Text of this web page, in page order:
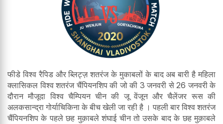
फीडे विश्व रैपिड और ब्लिट्ज़ शतरंज के मुकाबलों के बाद अब बारी है महिला
क्लासिकल विश्व शतरंज चैंपियनशिप की जो की 3 जनवरी से 26 जनवरी के
दौरान मौजूदा विश्व चैम्पियन चीन की जू वेंजून और चैलेंजर रूस की
अलकसान्द्रा गोर्याचिकिना के बीच खेली जा रही है । पहली बार विश्व शतरंज
चैंपियनशिप के पहले छह मुक़ाबले शंघाई चीन तो उसके बाद के छह मुक़ाबले